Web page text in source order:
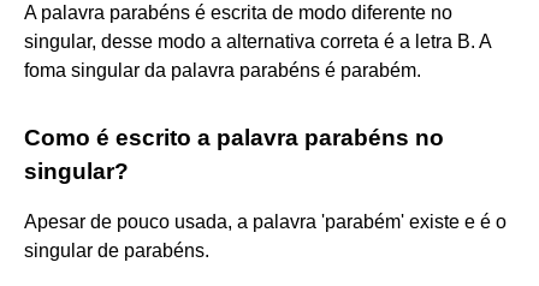
A palavra parabéns é escrita de modo diferente no
singular, desse modo a alternativa correta é a letra B. A
foma singular da palavra parabéns é parabém.
Como é escrito a palavra parabéns no
singular?
Apesar de pouco usada, a palavra 'parabém' existe e é o
singular de parabéns.